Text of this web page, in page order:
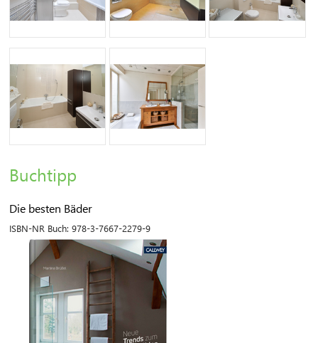
Buchtipp
Die besten Bäder
ISBN-NR Buch: 978-3-7667-2279-9